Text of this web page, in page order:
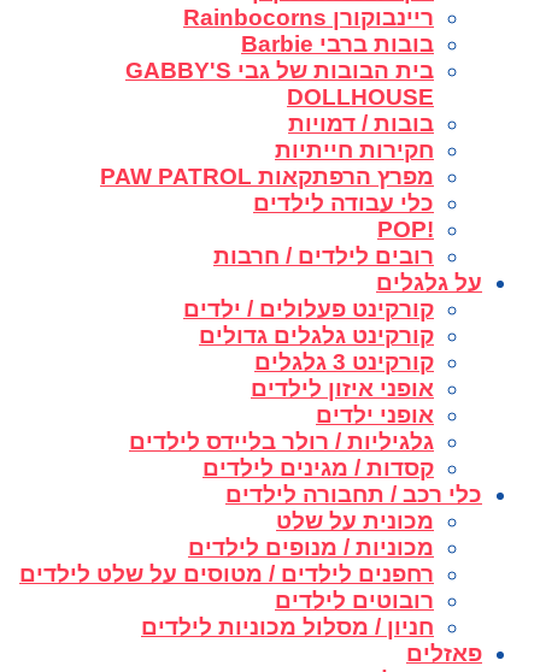
ריינבוקורן Rainbocorns
בובות ברבי Barbie
בית הבובות של גבי GABBY'S
DOLLHOUSE
בובות / דמויות
חקירות חייתיות
מפרץ הרפתקאות PAW PATROL
כלי עבודה לילדים
!POP
רובים לילדים / חרבות
על גלגלים
קורקינט פעלולים / ילדים
קורקינט גלגלים גדולים
קורקינט 3 גלגלים
אופני איזון לילדים
אופני ילדים
גלגיליות / רולר בליידס לילדים
קסדות / מגינים לילדים
כלי רכב / תחבורה לילדים
מכונית על שלט
מכוניות / מנופים לילדים
רחפנים לילדים / מטוסים על שלט לילדים
רובוטים לילדים
חניון / מסלול מכוניות לילדים
פאזלים